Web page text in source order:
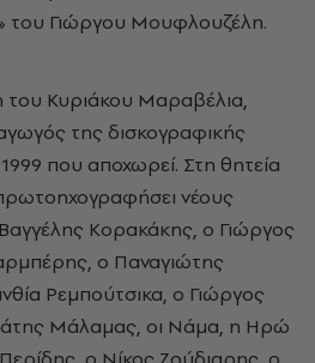
του Γιώργου Μουφλουζέλη.
Κυριάκου Μαραβέλια,
της δισκογραφικής
που αποχωρεί. Στη θητεία
νέους
Κορακάκης, ο Γιώργος
ο Παναγιώτης
Ρεμπούτσικα, ο Γιώργος
Μάλαμας, οι Νάμα, η Ηρώ